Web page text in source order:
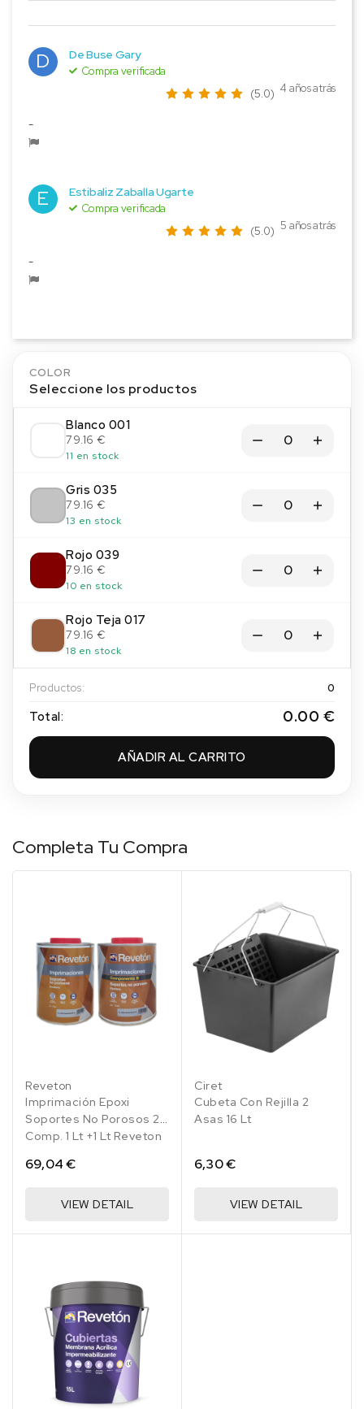
D De Buse Gary
Compra verificada
(5.0) 4 años atrás
-
E Estibaliz Zaballa Ugarte
Compra verificada
(5.0) 5 años atrás
-
COLOR
Seleccione los productos
Blanco 001
79.16 €
11 en stock
Gris 035
79.16 €
13 en stock
Rojo 039
79.16 €
10 en stock
Rojo Teja 017
79.16 €
18 en stock
Productos: 0
Total: 0.00 €
AÑADIR AL CARRITO
Completa Tu Compra
Reveton
Imprimación Epoxi
Soportes No Porosos 2
Comp. 1 Lt +1 Lt Reveton
69,04 €
VIEW DETAIL
Ciret
Cubeta Con Rejilla 2
Asas 16 Lt
6,30 €
VIEW DETAIL